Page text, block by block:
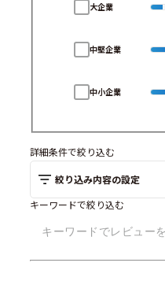
大企業
中堅企業
中小企業
詳細条件で絞り込む
絞り込み内容の設定
キーワードで絞り込む